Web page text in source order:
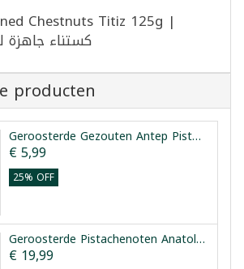
Chestnuts Titiz 125g |
كستناء جاهزة
producten
Geroosterde Gezouten Antep Pistachenoten Anatolia 150g
€ 5,99
25% OFF
Geroosterde Pistachenoten Anatolia 500g
€ 19,99